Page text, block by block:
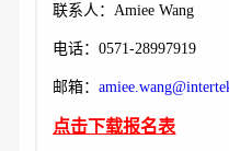
联系人：Amiee Wang
电话：0571-28997919
邮箱：
点击下载报名表